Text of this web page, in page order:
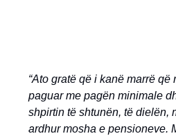
“Ato gratë që i kanë marrë që
paguar me pagën minimale
shpirtin të shtunën, të dielën,
ardhur mosha e pensioneve.